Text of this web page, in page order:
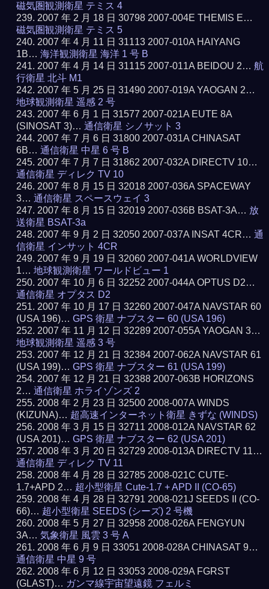
磁気圏観測衛星 テミス 4
2007 年 2 月 18 日 30798 2007-004E THEMIS E…
磁気圏観測衛星 テミス 5
2007 年 4 月 11 日 31113 2007-010A HAIYANG
1B…海洋観測衛星 海洋 1 号 B
2007 年 4 月 14 日 31115 2007-011A BEIDOU 2…航
行衛星 北斗 M1
2007 年 5 月 25 日 31490 2007-019A YAOGAN 2…
地球観測衛星 遥感 2 号
2007 年 6 月 1 日 31577 2007-021A EUTE 8A
(SINOSAT 3)…通信衛星 シノサット 3
2007 年 7 月 6 日 31800 2007-031A CHINASAT
6B…通信衛星 中星 6 号 B
2007 年 7 月 7 日 31862 2007-032A DIRECTV 10…
通信衛星 ディレク TV 10
2007 年 8 月 15 日 32018 2007-036A SPACEWAY
3…通信衛星 スペースウェイ 3
2007 年 8 月 15 日 32019 2007-036B BSAT-3A… 放
送衛星 BSAT-3a
2007 年 9 月 2 日 32050 2007-037A INSAT 4CR…通
信衛星 インサット 4CR
2007 年 9 月 19 日 32060 2007-041A WORLDVIEW
1…地球観測衛星 ワールドビュー 1
2007 年 10 月 6 日 32252 2007-044A OPTUS D2…
通信衛星 オプタス D2
2007 年 10 月 17 日 32260 2007-047A NAVSTAR 60
(USA 196)…GPS 衛星 ナブスター 60 (USA 196)
2007 年 11 月 12 日 32289 2007-055A YAOGAN 3…
地球観測衛星 遥感 3 号
2007 年 12 月 21 日 32384 2007-062A NAVSTAR 61
(USA 199)…GPS 衛星 ナブスター 61 (USA 199)
2007 年 12 月 21 日 32388 2007-063B HORIZONS
2…通信衛星 ホライゾンズ 2
2008 年 2 月 23 日 32500 2008-007A WINDS
(KIZUNA)… 超高速インターネット衛星 きずな (WINDS)
2008 年 3 月 15 日 32711 2008-012A NAVSTAR 62
(USA 201)…GPS 衛星 ナブスター 62 (USA 201)
2008 年 3 月 20 日 32729 2008-013A DIRECTV 11…
通信衛星 ディレク TV 11
2008 年 4 月 28 日 32785 2008-021C CUTE-
1.7+APD 2… 超小型衛星 Cute-1.7 + APD II (CO-65)
2008 年 4 月 28 日 32791 2008-021J SEEDS II (CO-
66)… 超小型衛星 SEEDS (シーズ) 2 号機
2008 年 5 月 27 日 32958 2008-026A FENGYUN
3A…気象衛星 風雲 3 号 A
2008 年 6 月 9 日 33051 2008-028A CHINASAT 9…
通信衛星 中星 9 号
2008 年 6 月 12 日 33053 2008-029A FGRST
(GLAST)… ガンマ線宇宙望遠鏡 フェルミ